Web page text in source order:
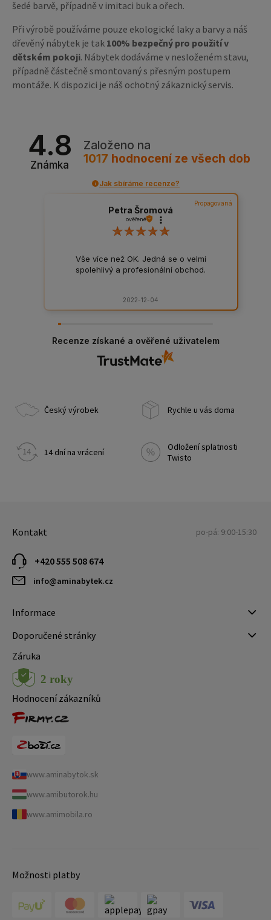
šedé barvě, případně v imitaci buk a ořech.
Při výrobě používáme pouze ekologické laky a barvy a náš
dřevěný nábytek je tak 100% bezpečný pro použití v
dětském pokoji. Nábytek dodáváme v nesloženém stavu,
případně částečně smontovaný s přesným postupem
montáže. K dispozici je náš ochotný zákaznický servis.
4.8
Známka
Založeno na
1017 hodnocení ze všech dob
Jak sbíráme recenze?
Propagovaná
Petra Šromová
ověřené
Vše více než OK. Jedná se o velmi
spolehlivý a profesionální obchod.
2022-12-04
Recenze získané a ověřené uživatelem
Český výrobek Rychle u vás doma
14 dní na vrácení
Odložení splatnosti
Twisto
Kontakt po-pá: 9:00-15:30
+420 555 508 674
info@aminabytek.cz
Informace
Doporučené stránky
Záruka
Hodnocení zákazníků
www.aminabytok.sk
www.amibutorok.hu
www.amimobila.ro
Možnosti platby